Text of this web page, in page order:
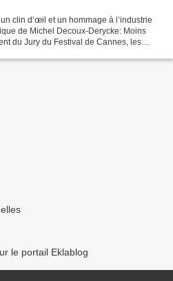
clin d’œil et un hommage à l’industrie
de Michel Decoux-Derycke: Moins
du Jury du Festival de Cannes, les
le portail Eklablog